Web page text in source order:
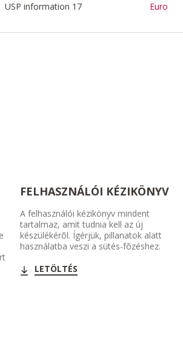
USP information 17 Euro
FELHASZNÁLÓI KÉZIKÖNYV
A felhasználói kézikönyv mindent
tartalmaz, amit tudnia kell az új
készülékérõl. Ígérjük, pillanatok alatt
használatba veszi a sütés-fõzéshez.
LETÖLTÉS